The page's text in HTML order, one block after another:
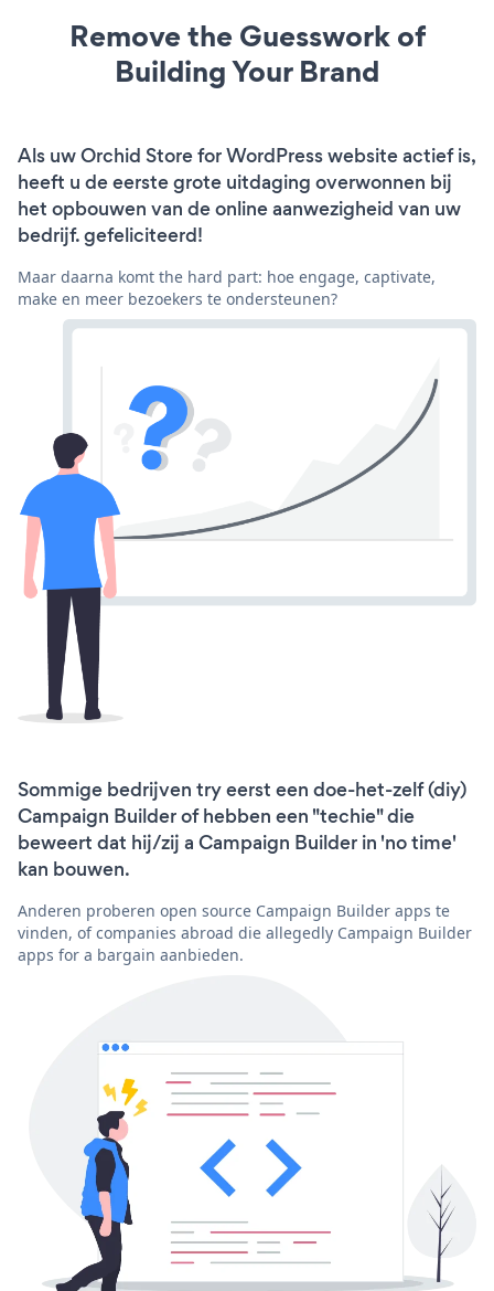
Remove the Guesswork of
Building Your Brand
Als uw Orchid Store for WordPress website actief is,
heeft u de eerste grote uitdaging overwonnen bij
het opbouwen van de online aanwezigheid van uw
bedrijf. gefeliciteerd!
Maar daarna komt the hard part: hoe engage, captivate,
make en meer bezoekers te ondersteunen?
Sommige bedrijven try eerst een doe-het-zelf (diy)
Campaign Builder of hebben een "techie" die
beweert dat hij/zij a Campaign Builder in 'no time'
kan bouwen.
Anderen proberen open source Campaign Builder apps te
vinden, of companies abroad die allegedly Campaign Builder
apps for a bargain aanbieden.